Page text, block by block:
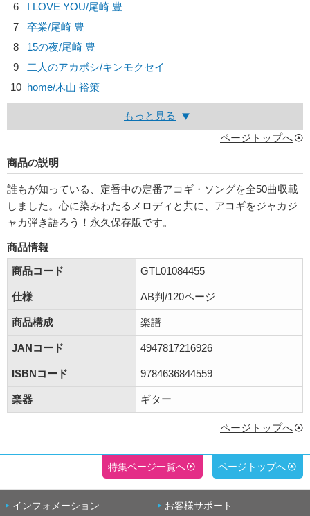
6
I LOVE YOU/尾崎 豊
7
卒業/尾崎 豊
8
15の夜/尾崎 豊
9
二人のアカボシ/キンモクセイ
10 home/木山 裕策
もっと見る
ページトップへ
商品の説明
誰もが知っている、定番中の定番アコギ・ソングを全50曲収載
しました。心に染みわたるメロディと共に、アコギをジャカジ
ャカ弾き語ろう！永久保存版です。
商品情報
商品コード
GTL01084455
仕様 AB判/120ページ
商品構成 楽譜
JANコード 4947817216926
ISBNコード 9784636844559
楽器 ギター
ページトップへ
特集ページ一覧へ ページトップへ
インフォメーション お客様サポート